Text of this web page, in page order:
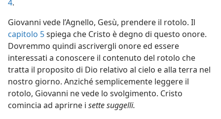
4.
Giovanni vede l’Agnello, Gesù, prendere il rotolo. Il
capitolo 5spiega che Cristo è degno di questo onore.
Dovremmo quindi ascrivergli onore ed essere
interessati a conoscere il contenuto del rotolo che
tratta il proposito di Dio relativo al cielo e alla terra nel
nostro giorno. Anziché semplicemente leggere il
rotolo, Giovanni ne vede lo svolgimento. Cristo
comincia ad aprirne i sette suggelli.